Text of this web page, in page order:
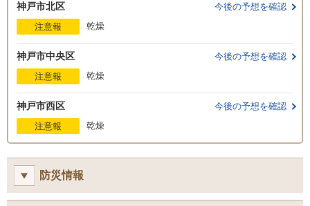
神戸市北区
今後の予想を確認
注意報
乾燥
神戸市中央区
今後の予想を確認
注意報
乾燥
神戸市西区
今後の予想を確認
注意報
乾燥
防災情報